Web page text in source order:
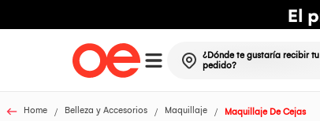
¿Dónde te gustaría recibir tu
pedido?
Home Belleza y Accesorios Maquillaje Maquillaje De Cejas